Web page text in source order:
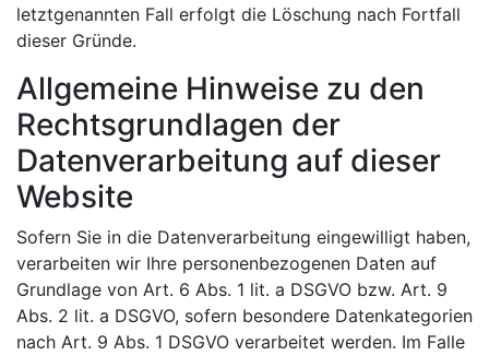
letztgenannten Fall erfolgt die Löschung nach Fortfall
dieser Gründe.
Allgemeine Hinweise zu den
Rechtsgrundlagen der
Datenverarbeitung auf dieser
Website
Sofern Sie in die Datenverarbeitung eingewilligt haben,
verarbeiten wir Ihre personenbezogenen Daten auf
Grundlage von Art. 6 Abs. 1 lit. a DSGVO bzw. Art. 9
Abs. 2 lit. a DSGVO, sofern besondere Datenkategorien
nach Art. 9 Abs. 1 DSGVO verarbeitet werden. Im Falle